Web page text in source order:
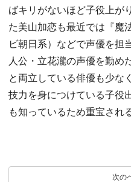
ばキリがないほど子役上が
た美山加恋も最近では『魔
ビ朝日系）などで声優を担
人公・立花瀧の声優を勤め
と両立している俳優も少な
技力を身につけている子役
も知っているため重宝され
次の